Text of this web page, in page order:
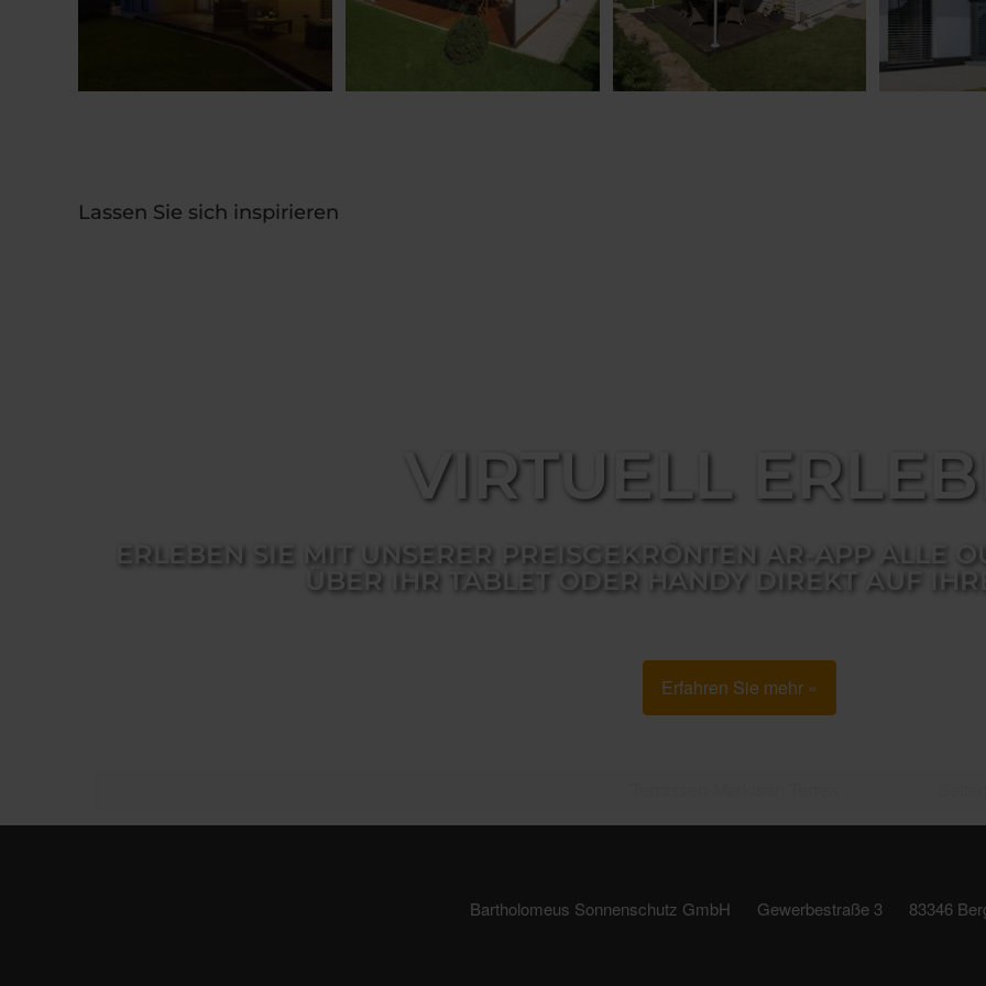
Lassen Sie sich inspirieren
VIRTUELL
ERLEBEN SIE MIT UNSERER PREISGEKRÖNTEN AR-APP ALLE
ÜBER IHR TABLET ODER HANDY DIREKT AUF
Erfahren Sie mehr »
Bartholomeus Sonnenschutz GmbH Gewerbestraße 3 83346